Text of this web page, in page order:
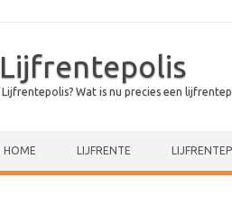
Lijfrentepolis
Lijfrentepolis? Wat is nu precies een
HOME LIJFRENTE